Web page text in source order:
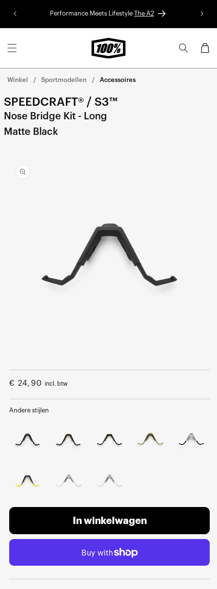
de
Performance Meets Lifestyle The A2 Red
Winkel Sportmodellen Accessoires
SPEEDCRAFT® / S3™
Nose Bridge Kit - Long
Matte Black
media
1
in
modaal
venster
Normale
€ 24,90 incl. btw
Andere stijlen
In winkelwagen